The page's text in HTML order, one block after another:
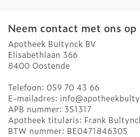
Neem contact met ons op
Apotheek Bultynck BV
Elisabethlaan 366
8400 Oostende
Telefoon: 059 70 43 66
E-mailadres: info@
APB nummer: 351317
Apotheek titularis: Frank
BTW nummer: BE0471846305